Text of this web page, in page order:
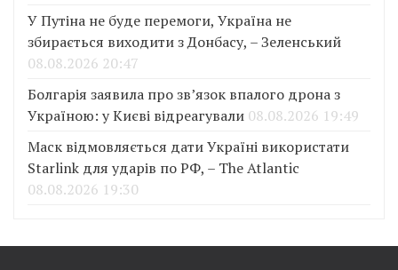
У Путіна не буде перемоги, Україна не
збирається виходити з Донбасу, – Зеленський
08.08.2026 20:47
Болгарія заявила про зв’язок впалого дрона з
Україною: у Києві відреагували 08.08.2026 19:49
Маск відмовляється дати Україні використати
Starlink для ударів по РФ, – The Atlantic
08.08.2026 19:30